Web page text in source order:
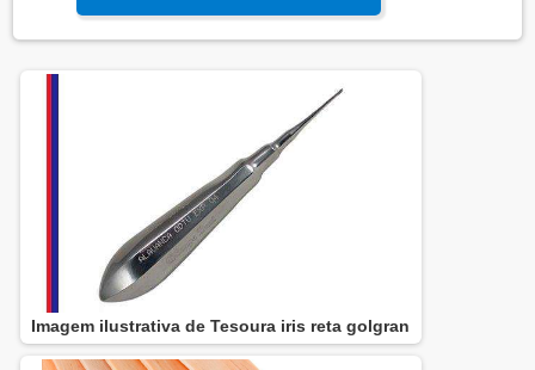
Imagem ilustrativa de Tesoura iris reta golgran